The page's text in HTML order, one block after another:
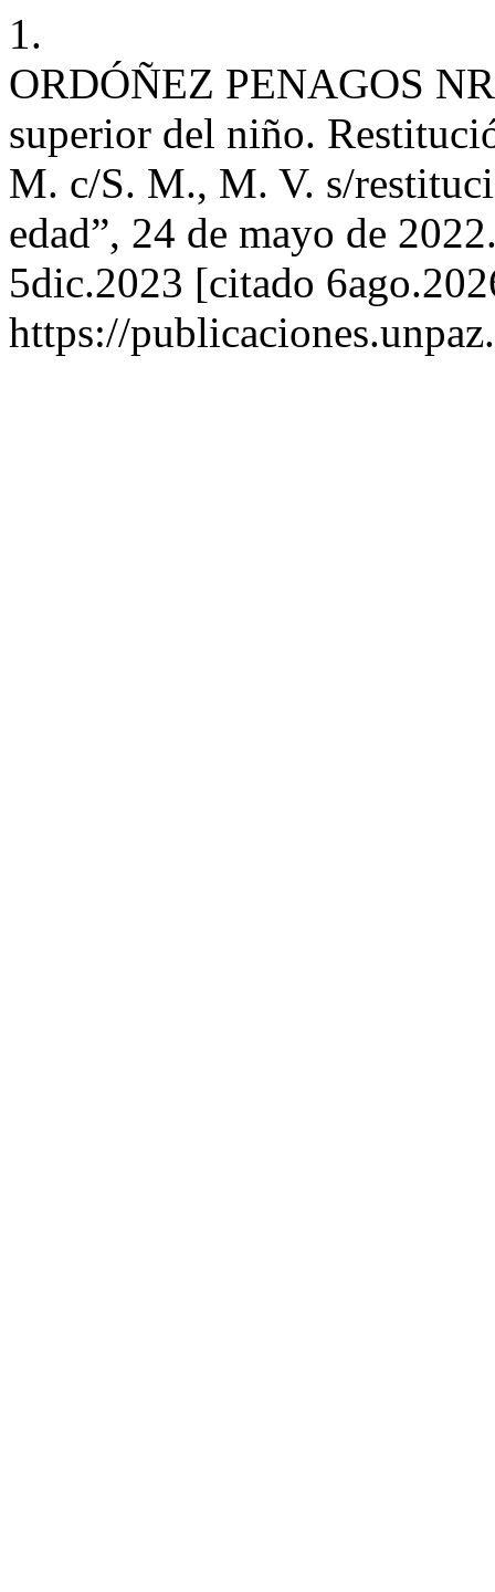
1.
ORDÓÑEZ PENAGOS
superior del niño.
M. c/S. M., M. V. s/
edad”, 24 de mayo de
5dic.2023 [citado
https://